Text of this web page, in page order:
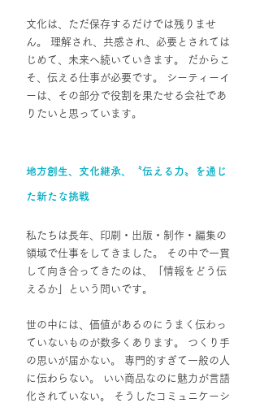
文化は、ただ保存するだけでは残りませ
ん。 理解され、共感され、必要とされては
じめて、未来へ続いていきます。 だからこ
そ、伝える仕事が必要です。 シーティーイ
ーは、その部分で役割を果たせる会社であ
りたいと思っています。
地方創生、文化継承、〝伝える力〟を通じ
た新たな挑戦
私たちは長年、印刷・出版・制作・編集の
領域で仕事をしてきました。 その中で一貫
して向き合ってきたのは、「情報をどう伝
えるか」という問いです。
世の中には、価値があるのにうまく伝わっ
ていないものが数多くあります。 つくり手
の思いが届かない。 専門的すぎて一般の人
に伝わらない。 いい商品なのに魅力が言語
化されていない。 そうしたコミュニケーシ